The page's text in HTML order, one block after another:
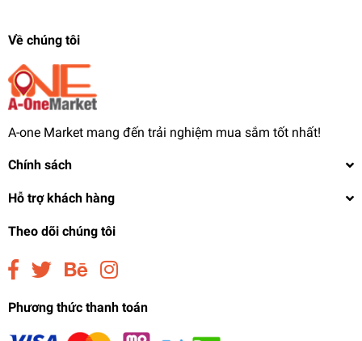
Về chúng tôi
A-one Market mang đến trải nghiệm mua sắm tốt nhất!
Chính sách
Hỗ trợ khách hàng
Theo dõi chúng tôi
Phương thức thanh toán